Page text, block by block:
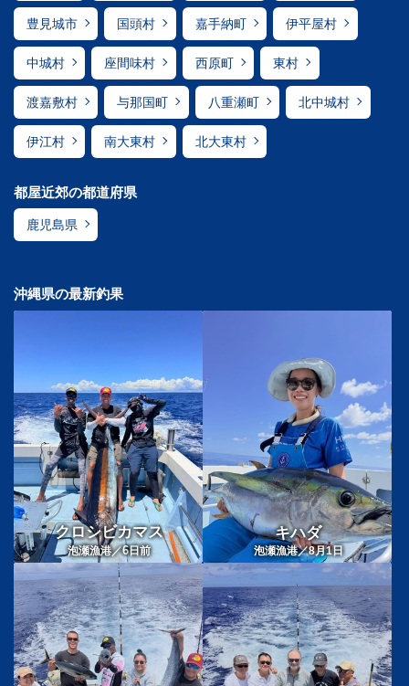
豊見城市 国頭村 嘉手納町 伊平屋村
中城村 座間味村 西原町 東村
渡嘉敷村 与那国町 八重瀬町 北中城村
伊江村 南大東村 北大東村
都屋近郊の都道府県
鹿児島県
沖縄県の最新釣果
クロシビカマス
泡瀬漁港／6日前
キハダ
泡瀬漁港／8月1日